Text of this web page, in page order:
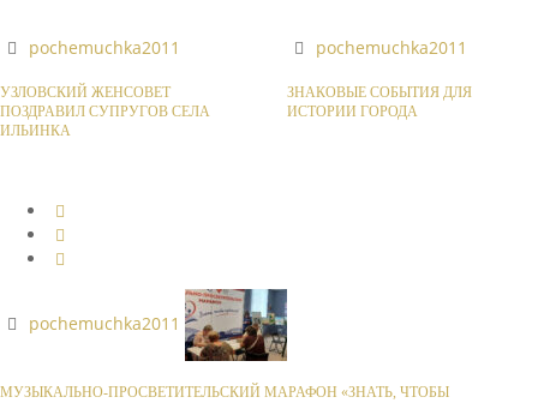
pochemuchka2011
УЗЛОВСКИЙ ЖЕНСОВЕТ
ПОЗДРАВИЛ СУПРУГОВ СЕЛА
ИЛЬИНКА
pochemuchka2011
ЗНАКОВЫЕ СОБЫТИЯ ДЛЯ
ИСТОРИИ ГОРОДА
pochemuchka2011
МУЗЫКАЛЬНО-ПРОСВЕТИТЕЛЬСКИЙ МАРАФОН «ЗНАТЬ, ЧТОБЫ